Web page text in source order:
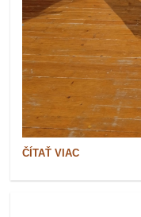
ROZLÚČKA
ČÍTAŤ VIAC